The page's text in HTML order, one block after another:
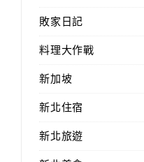
敗家日記
料理大作戰
新加坡
新北住宿
新北旅遊